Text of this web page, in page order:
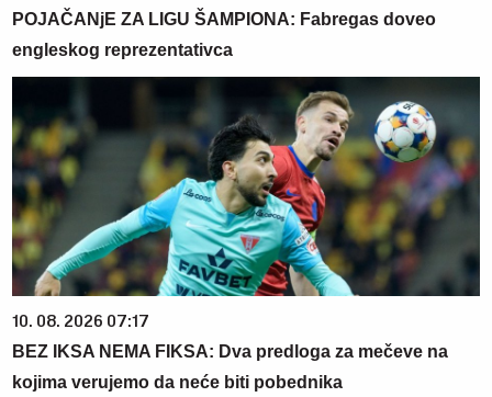
POJAČANjE ZA LIGU ŠAMPIONA: Fabregas doveo
engleskog reprezentativca
10. 08. 2026 07:17
BEZ IKSA NEMA FIKSA: Dva predloga za mečeve na
kojima verujemo da neće biti pobednika